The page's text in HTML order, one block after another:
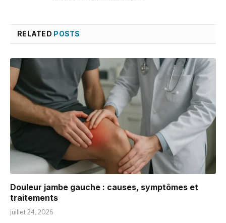
RELATED POSTS
Douleur jambe gauche : causes, symptômes et
traitements
juillet 24, 2026